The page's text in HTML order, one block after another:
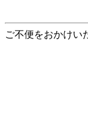
ご不便をおかけい